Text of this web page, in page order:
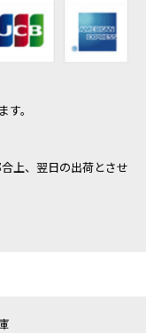
。
上、翌日の出荷とさせ